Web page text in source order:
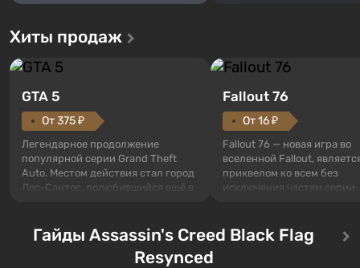
Хиты продаж
GTA 5
От 375 ₽
Легендарное продолжение
популярной серии Grand Theft
Auto. Местом действия стал город
Лос-Сантос, полюбившийся ещё в
сразу трех персонажей: Майкла,
Тревора и Франклина, между
Fallout 76
От 16 ₽
Fallout 76 — новая игра во
вселенной Fallout,
приквелом ко всем без
исключения частям серии.
Оно же, по задумке
Vault-Tec, должно
Гайды Assassin's Creed Black Flag
Resynced